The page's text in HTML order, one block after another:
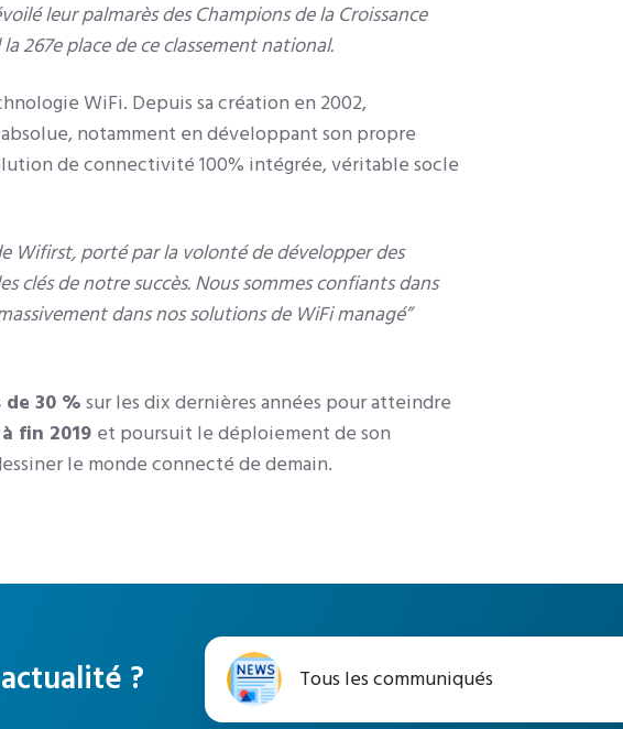
leur palmarès des Champions de la Croissance
la267e place de ce classement national.
WiFi. Depuis sa création en 2002,
notamment en développant son propre
de connectivité 100% intégrée, véritable socle
Wifirst, porté par la volonté de développer des
clés de notre succès. Nous sommes confiants dans
dans nos solutions de WiFi managé”
30 % sur les dix dernières années pour atteindre
fin 2019 et poursuit le déploiement de son
le monde connecté de demain.
? Tous les communiqués
Tous
les
communiqués